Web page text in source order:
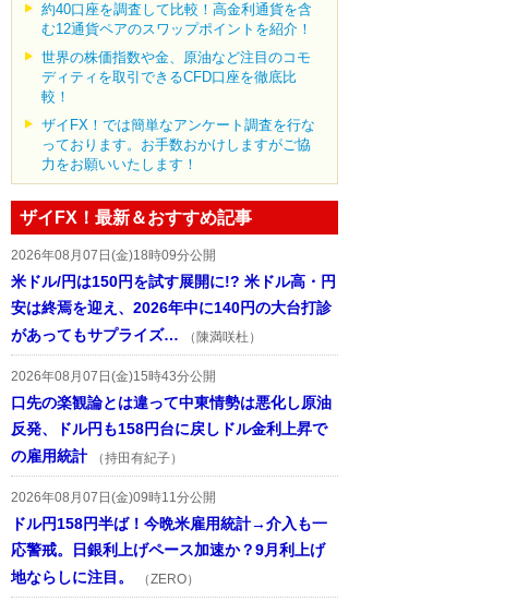
約40口座を調査して比較！高金利通貨を含
む12通貨ペアのスワップポイントを紹介！
世界の株価指数や金、原油など注目のコモ
ディティを取引できるCFD口座を徹底比
較！
ザイFX！では簡単なアンケート調査を行な
っております。お手数おかけしますがご協
力をお願いいたします！
ザイFX！最新＆おすすめ記事
2026年08月07日(金)18時09分公開
米ドル/円は150円を試す展開に!? 米ドル高・円
安は終焉を迎え、2026年中に140円の大台打診
があってもサプライズ…
（陳満咲杜）
2026年08月07日(金)15時43分公開
口先の楽観論とは違って中東情勢は悪化し原油
反発、ドル円も158円台に戻しドル金利上昇で
の雇用統計
（持田有紀子）
2026年08月07日(金)09時11分公開
ドル円158円半ば！今晩米雇用統計→介入も一
応警戒。日銀利上げペース加速か？9月利上げ
地ならしに注目。
（ZERO）